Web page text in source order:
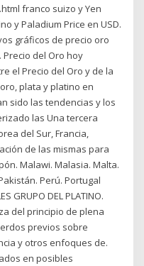
franco suizo y Yen
y Paladium Price en USD.
gráficos de precio oro
del Oro hoy
el Precio del Oro y de la
plata y platino en
sido las tendencias y los
las Una tercera
del Sur, Francia,
de las mismas para
Malawi. Malasia. Malta.
Perú. Portugal
GRUPO DEL PLATINO.
del principio de plena
previos sobre
y otros enfoques de.
en posibles